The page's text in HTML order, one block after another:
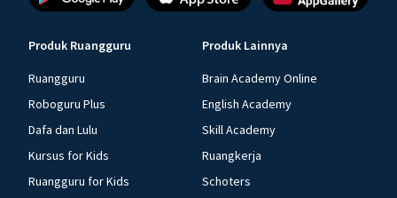
Produk Ruangguru
Ruangguru
Roboguru Plus
Dafa dan Lulu
Kursus for Kids
Ruangguru for Kids
Produk Lainnya
Brain Academy Online
English Academy
Skill Academy
Ruangkerja
Schoters